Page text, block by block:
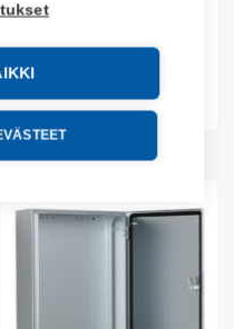
mounted, 600x600x210,
510,40
Myyntierä sis. 1 KPL